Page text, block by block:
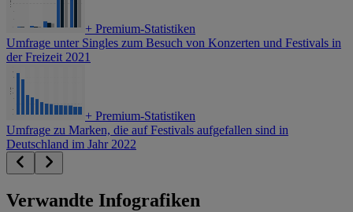
+ Premium-Statistiken
Umfrage unter Singles zum Besuch von Konzerten und Festivals in
der Freizeit 2021
+ Premium-Statistiken
Umfrage zu Marken, die auf Festivals aufgefallen sind in
Deutschland im Jahr 2022
Verwandte Infografiken